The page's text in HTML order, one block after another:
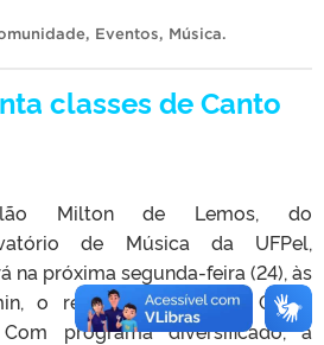
, Eventos, Música.
classes de Canto
Milton de Lemos, do
de Música da UFPel,
na próxima segunda-feira (24), às
o recital “Classes de Canto
Com programa diversificado, a